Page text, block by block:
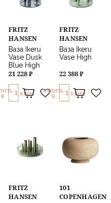
FRITZ
HANSEN
Ваза Ikeru
Vase Dusk
Blue High
21 228 ₽
В
1 КЛИК
FRITZ
HANSEN
Ваза Ikeru
Vase High
22 388 ₽
КУПИТЬ
В
1 КЛИК
FRITZ
HANSEN
101
COPENHAGEN